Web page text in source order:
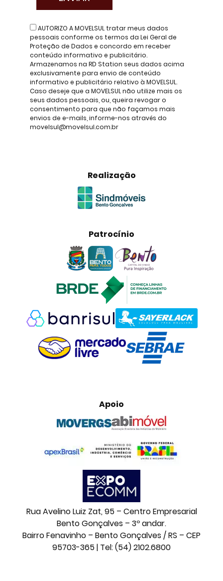
AUTORIZO A MOVELSUL tratar meus dados
pessoais conforme os termos da Lei Geral de
Proteção de Dados e concordo em receber
conteúdo informativo e publicitário.
Armazenamos na RD Station seus dados acima
exclusivamente para envio de conteúdo
informativo e publicitário relativo à MOVELSUL.
Caso deseje que a MOVELSUL não utilize mais os
seus dados pessoais, ou, queira revogar o
consentimento para que não façamos mais
envios de e-mails, informe-nos através do
movelsul@movelsul.com.br
Realização
Patrocínio
Apoio
Rua Avelino Luiz Zat, 95 – Centro Empresarial
Bento Gonçalves – 3º andar.
Bairro Fenavinho – Bento Gonçalves / RS – CEP
95703-365 | Tel: (54) 2102.6800